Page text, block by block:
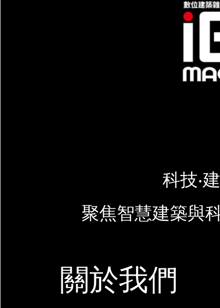
科技‧
聚焦智慧建築與
關於我們